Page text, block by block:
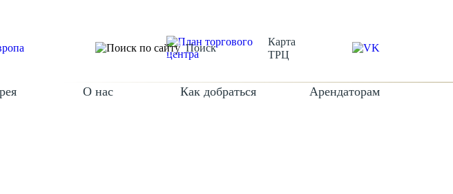
Поиск
Карта
ТРЦ
О нас Как добраться Арендаторам